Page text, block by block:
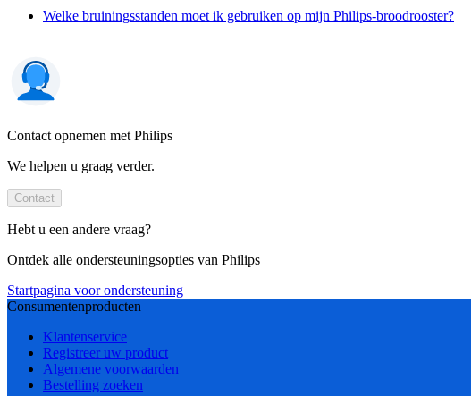
Welke bruiningsstanden moet ik gebruiken op mijn Philips-broodrooster?
Contact opnemen met Philips
We helpen u graag verder.
Contact
Hebt u een andere vraag?
Ontdek alle ondersteuningsopties van Philips
Startpagina voor ondersteuning
Consumentenproducten
Klantenservice
Registreer uw product
Algemene voorwaarden
Bestelling zoeken